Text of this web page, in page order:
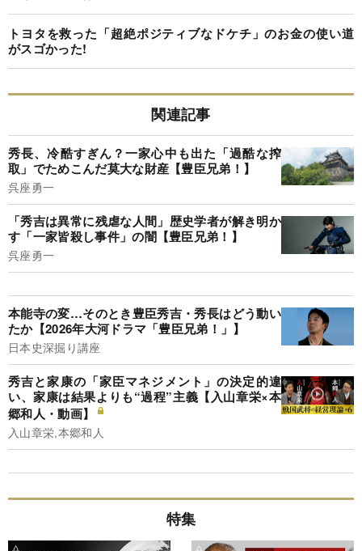
トヨタを救った「超絶ポジティブなドケチ」のお金の使い道
がスゴかった!
関連記事
秀長、冷酷すぎん？一家心中も出た「過酷な搾
取」でためこんだ莫大な財産【豊臣兄弟！】
呉座勇一
「秀吉は異常に残虐な人間」歴史学者が解き明か
す「一家皆殺し事件」の闇【豊臣兄弟！】
呉座勇一
本能寺の変…そのとき豊臣秀吉・秀長はどう動い
たか【2026年大河ドラマ「豊臣兄弟！」】
日本史深掘り講座
秀吉と家康の「家臣マネジメント」の決定的違
い、家康は結果よりも“過程”主義【入山章栄×本
郷和人・動画】
入山章栄,本郷和人
特集